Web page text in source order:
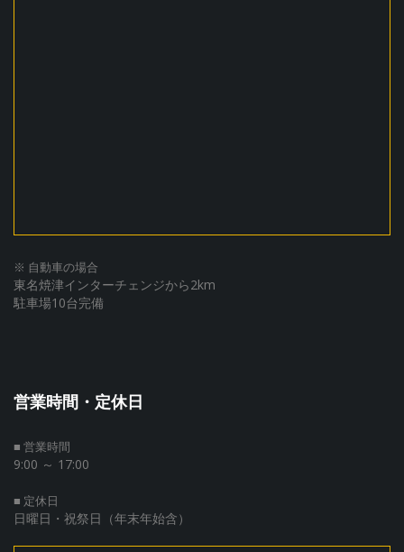
※ 自動車の場合
東名焼津インターチェンジから2km
駐車場10台完備
営業時間・定休日
■ 営業時間
9:00 ～ 17:00
■ 定休日
日曜日・祝祭日（年末年始含）